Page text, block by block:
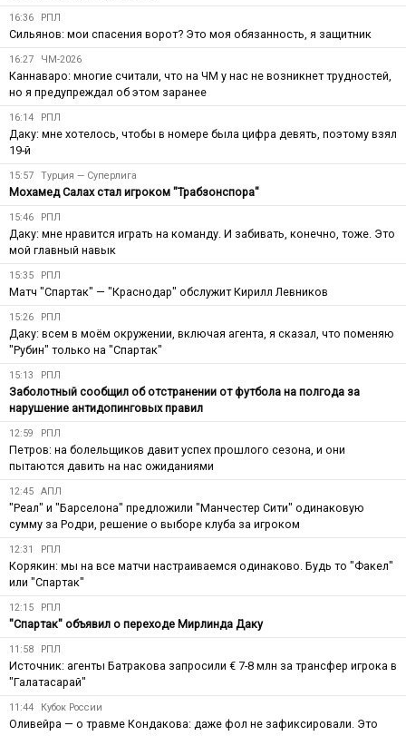
16:36 РПЛ
Сильянов: мои спасения ворот? Это моя обязанность, я защитник
16:27 ЧМ-2026
Каннаваро: многие считали, что на ЧМ у нас не возникнет трудностей,
но я предупреждал об этом заранее
16:14 РПЛ
Даку: мне хотелось, чтобы в номере была цифра девять, поэтому взял
19-й
15:57 Турция — Суперлига
Мохамед Салах стал игроком "Трабзонспора"
15:46 РПЛ
Даку: мне нравится играть на команду. И забивать, конечно, тоже. Это
мой главный навык
15:35 РПЛ
Матч "Спартак" — "Краснодар" обслужит Кирилл Левников
15:26 РПЛ
Даку: всем в моём окружении, включая агента, я сказал, что поменяю
"Рубин" только на "Спартак"
15:13 РПЛ
Заболотный сообщил об отстранении от футбола на полгода за
нарушение антидопинговых правил
12:59 РПЛ
Петров: на болельщиков давит успех прошлого сезона, и они
пытаются давить на нас ожиданиями
12:45 АПЛ
"Реал" и "Барселона" предложили "Манчестер Сити" одинаковую
сумму за Родри, решение о выборе клуба за игроком
12:31 РПЛ
Корякин: мы на все матчи настраиваемся одинаково. Будь то "Факел"
или "Спартак"
12:15 РПЛ
"Спартак" объявил о переходе Мирлинда Даку
11:58 РПЛ
Источник: агенты Батракова запросили € 7-8 млн за трансфер игрока в
"Галатасарай"
11:44 Кубок России
Оливейра — о травме Кондакова: даже фол не зафиксировали. Это